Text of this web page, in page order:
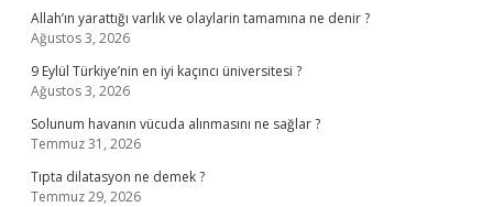
Allah’ın yarattığı varlık ve olaylarin tamamına ne denir ?
Ağustos 3, 2026
9 Eylül Türkiye’nin en iyi kaçıncı üniversitesi ?
Ağustos 3, 2026
Solunum havanın vücuda alınmasını ne sağlar ?
Temmuz 31, 2026
Tıpta dilatasyon ne demek ?
Temmuz 29, 2026